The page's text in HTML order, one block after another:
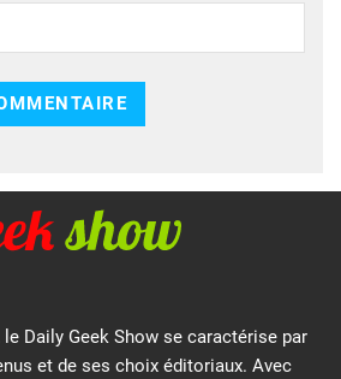
le Daily Geek Show se caractérise par
et de ses choix éditoriaux. Avec